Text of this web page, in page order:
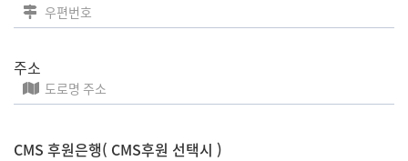
주소
CMS 후원은행( CMS후원 선택시 )